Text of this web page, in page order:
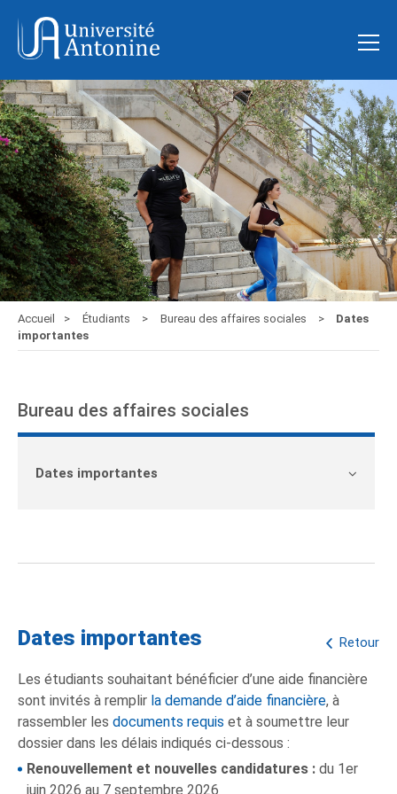
Accueil Étudiants Bureau des affaires sociales
Dates
importantes
Bureau des affaires sociales
Dates importantes
Retour
Dates importantes
Les étudiants souhaitant bénéficier d’une aide financière
sont invités à remplir la demande d’aide financière, à
rassembler les documents requis et à soumettre leur
dossier dans les délais indiqués ci-dessous :
Renouvellement et nouvelles candidatures : du 1er
juin 2026 au 7 septembre 2026